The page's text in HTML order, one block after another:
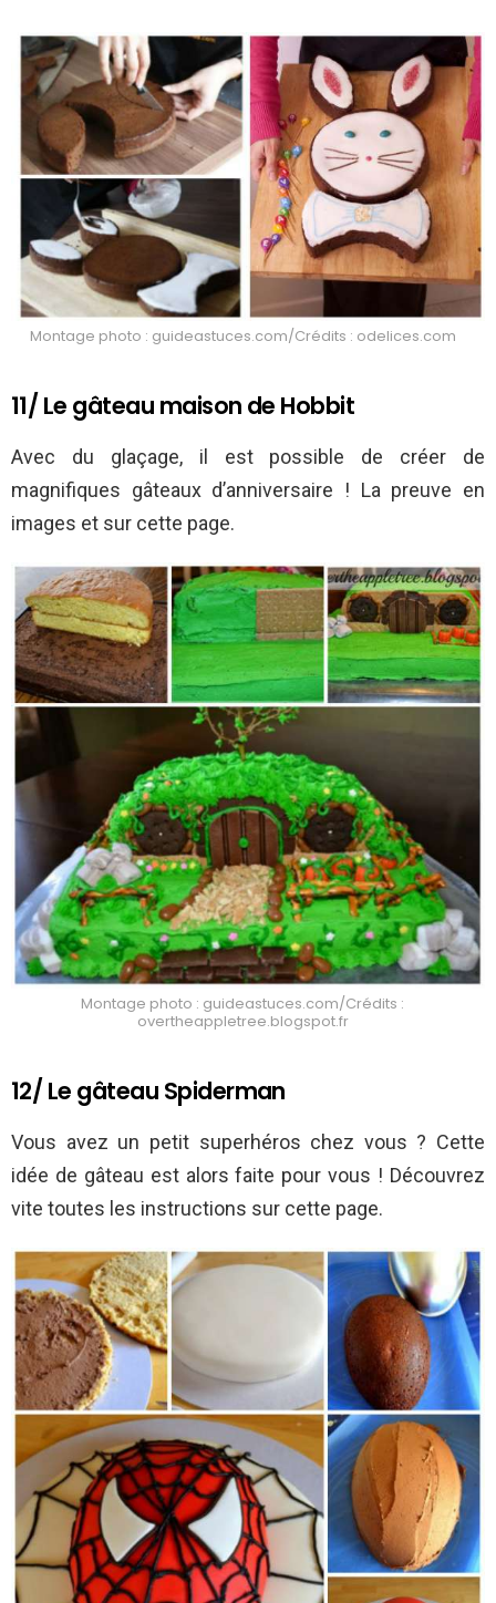
Montage photo : guideastuces.com/Crédits : odelices.com
11/ Le gâteau maison de Hobbit
Avec du glaçage, il est possible de créer de
magnifiques gâteaux d’anniversaire ! La preuve en
images et sur cette page.
Montage photo : guideastuces.com/Crédits :
overtheappletree.blogspot.fr
12/ Le gâteau Spiderman
Vous avez un petit superhéros chez vous ? Cette
idée de gâteau est alors faite pour vous ! Découvrez
vite toutes les instructions sur cette page.